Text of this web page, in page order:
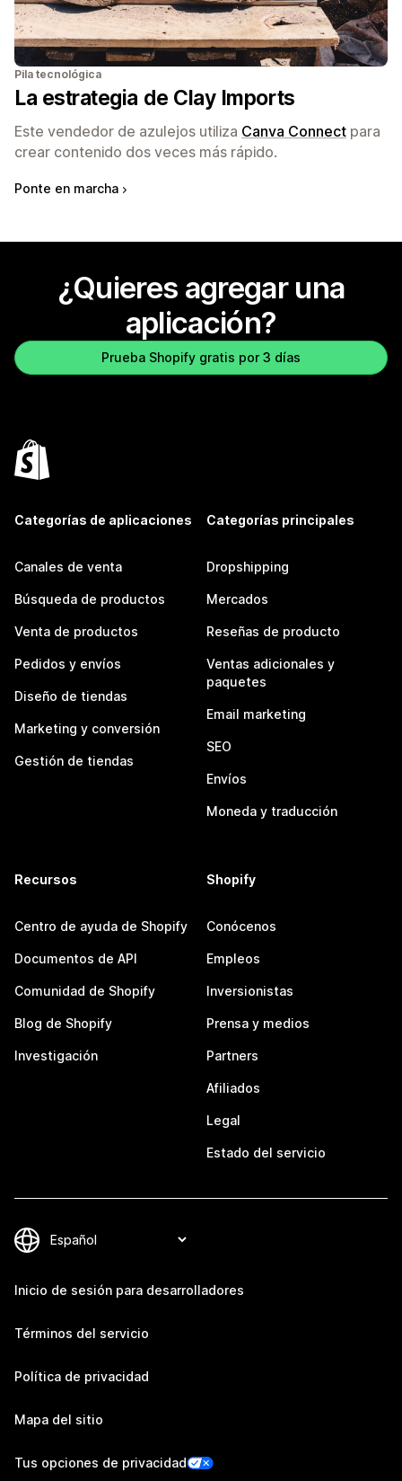
Pila tecnológica
La estrategia de Clay Imports
Este vendedor de azulejos utiliza Canva Connect para
crear contenido dos veces más rápido.
Ponte en marcha
¿Quieres agregar una
aplicación?
Prueba Shopify gratis por 3 días
Categorías de aplicaciones
Canales de venta
Búsqueda de productos
Venta de productos
Pedidos y envíos
Diseño de tiendas
Marketing y conversión
Gestión de tiendas
Categorías principales
Dropshipping
Mercados
Reseñas de producto
Ventas adicionales y
paquetes
Email marketing
SEO
Envíos
Moneda y traducción
Recursos
Centro de ayuda de Shopify
Documentos de API
Comunidad de Shopify
Blog de Shopify
Investigación
Shopify
Conócenos
Empleos
Inversionistas
Prensa y medios
Partners
Afiliados
Legal
Estado del servicio
Inicio de sesión para desarrolladores
Términos del servicio
Política de privacidad
Mapa del sitio
Tus opciones de privacidad